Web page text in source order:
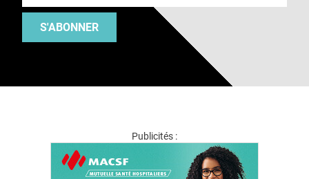
S'ABONNER
Publicités :